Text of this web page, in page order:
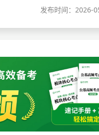
考试政策
分数线
历年真题
分数
发布时间： 2026-